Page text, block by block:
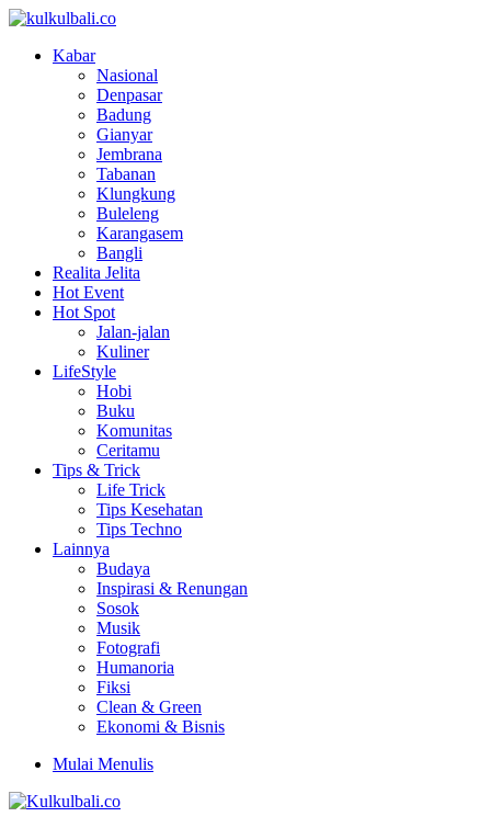
Kabar
Nasional
Denpasar
Badung
Gianyar
Jembrana
Tabanan
Klungkung
Buleleng
Karangasem
Bangli
Realita Jelita
Hot Event
Hot Spot
Jalan-jalan
Kuliner
LifeStyle
Hobi
Buku
Komunitas
Ceritamu
Tips & Trick
Life Trick
Tips Kesehatan
Tips Techno
Lainnya
Budaya
Inspirasi & Renungan
Sosok
Musik
Fotografi
Humanoria
Fiksi
Clean & Green
Ekonomi & Bisnis
Mulai Menulis